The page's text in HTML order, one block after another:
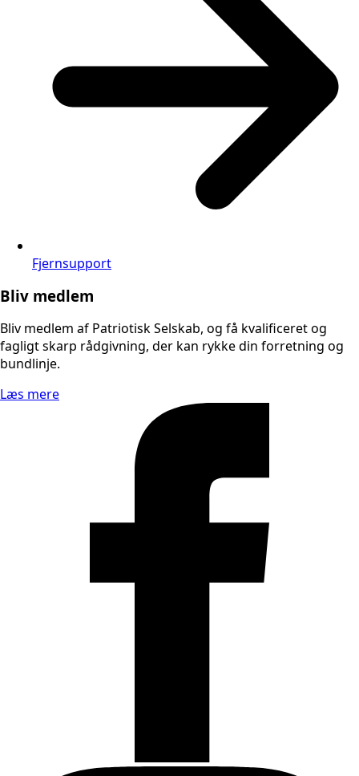
Fjernsupport
Bliv medlem
Bliv medlem af Patriotisk Selskab, og få kvalificeret og
fagligt skarp rådgivning, der kan rykke din forretning og
bundlinje.
Læs mere